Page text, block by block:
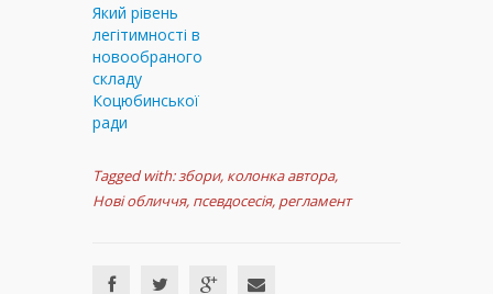
Який рівень
легітимності в
новообраного
складу
Коцюбинської
ради
Tagged with:збори, колонка автора,
Нові обличчя, псевдосесія, регламент